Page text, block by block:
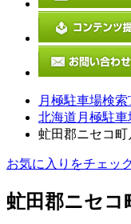
月極駐車場検索
北海道月極駐車
虻田郡ニセコ
お気に入りをチェッ
虻田郡ニセコ